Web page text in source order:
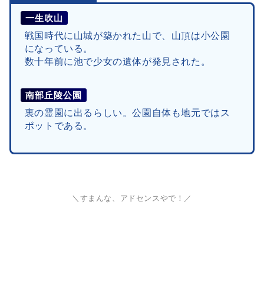
一生吹山
戦国時代に山城が築かれた山で、山頂は小公園
になっている。
数十年前に池で少女の遺体が発見された。
南部丘陵公園
裏の霊園に出るらしい。公園自体も地元ではス
ポットである。
＼すまんな、アドセンスやで！／